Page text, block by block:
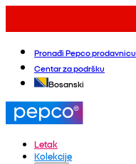
Pronađi Pepco prodavnicu
Centar za podršku
Bosanski
Letak
Kolekcije